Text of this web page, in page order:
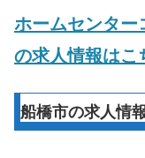
ホームセンター
の求人情報はこ
船橋市の求人情